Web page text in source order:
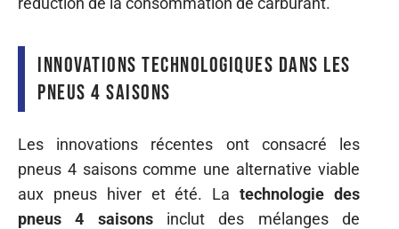
Innovations technologiques dans les
pneus 4 saisons
Les innovations récentes ont consacré les
pneus 4 saisons comme une alternative viable
aux pneus hiver et été. Latechnologie des
pneus 4 saisonsinclut des mélanges de